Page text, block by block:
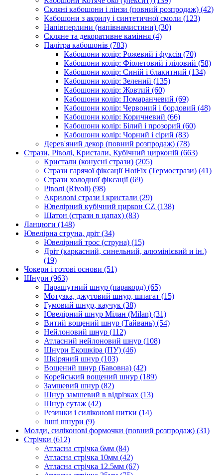
Скляні кабошони і лінзи (повний розпродаж) (42)
Кабошони з акрилу і синтетичної смоли (123)
Напівперлини (напівнамистини) (30)
Скляне та декоративне каміння (4)
Палітра кабошонів (783)
Кабошони колір: Рожевий і фуксія (70)
Кабошони колір: Фіолетовий і ліловий (58)
Кабошони колір: Синій і блакитний (134)
Кабошони колір: Зелений (135)
Кабошони колір: Жовтий (60)
Кабошони колір: Помаранчевий (69)
Кабошони колір: Червоний і бордовий (48)
Кабошони колір: Коричневий (66)
Кабошони колір: Білий і прозорий (60)
Кабошони колір: Чорний і сірий (83)
Дерев'яний декор (повний розпродаж) (78)
Стрази, Ріволі, Кристали, Кубічний цирконій (663)
Кристали (конусні стрази) (205)
Стрази гарячої фіксації HotFix (Термострази) (41)
Стрази холодної фіксації(69)
Ріволі (Rivoli) (98)
Акрилові стрази і кристали (29)
Ювелірний кубічний циркон CZ (138)
Шатон (стрази в цапах) (83)
Ланцюги (148)
Ювелірна струна, дріт (34)
Ювелірний трос (струна) (15)
Дріт (каркасний, синельний, алюмінієвий и ін.)
(19)
Чокери і готові основи (51)
Шнури (963)
Парашутний шнур (паракорд) (65)
Мотузка, джутовий шнур, шпагат (15)
Гумовий шнур, каучук (38)
Ювелірний шнур Мілан (Milan) (31)
Витий вощений шнур (Тайвань) (54)
Нейлоновий шнур (112)
Атласний нейлоновий шнур (108)
Шнури Екошкіра (ПУ) (46)
Шкіряний шнур (103)
Вощений шнур (Бавовна) (42)
Корейський вощений шнур (189)
Замшевий шнур (82)
Шнур замшевий в відрізках (13)
Шнур сутаж (42)
Резинки і силіконові нитки (14)
Інші шнури (9)
Молди, силіконові формочки (повний розпродаж) (31)
Стрічки (612)
Атласна стрічка 6мм (84)
Атласна стрічка 10мм (42)
Атласна стрічка 12.5мм (67)